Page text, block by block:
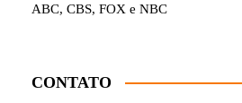
ABC, CBS, FOX e NBC
CONTATO